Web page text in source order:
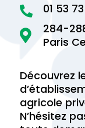


284-
Paris
01 53
Découvrez
agricole
N’hésitez